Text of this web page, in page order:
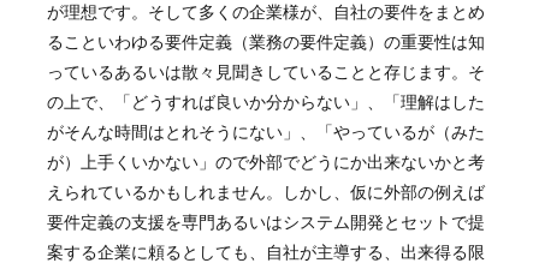
が理想です。そして多くの企業様が、自社の要件をまとめ
ることいわゆる要件定義（業務の要件定義）の重要性は知
っているあるいは散々見聞きしていることと存じます。そ
の上で、「どうすれば良いか分からない」、「理解はした
がそんな時間はとれそうにない」、「やっているが（みた
が）上手くいかない」ので外部でどうにか出来ないかと考
えられているかもしれません。しかし、仮に外部の例えば
要件定義の支援を専門あるいはシステム開発とセットで提
案する企業に頼るとしても、自社が主導する、出来得る限